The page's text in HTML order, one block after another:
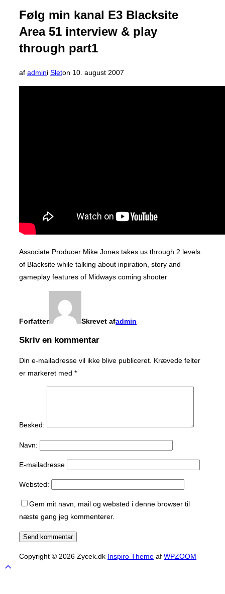
i
sidekolonne
til/fra
Følg min kanal E3 Blacksite
Area 51 interview & play
through part1
af admini Sleton Udgivet
d.
10. august 2007
Associate Producer Mike Jones takes us through 2 levels
of Blacksite while talking about inpiration, story and
gameplay features of Midways coming shooter
Forfatter Skrevet afadmin
Skriv en kommentar
Din e-mailadresse vil ikke blive publiceret. Krævede felter
er markeret med *
Besked:
Navn:
E-mailadresse
Websted:
Gem mit navn, mail og websted i denne browser til
næste gang jeg kommenterer.
Copyright © 2026 Zycek.dk Inspiro Theme af WPZOOM